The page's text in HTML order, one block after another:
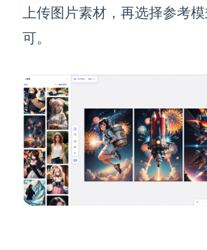
上传图片素材，再选择参考
可。